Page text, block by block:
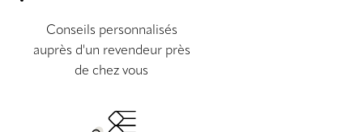
Conseils personnalisés
auprès d'un revendeur près
de chez vous